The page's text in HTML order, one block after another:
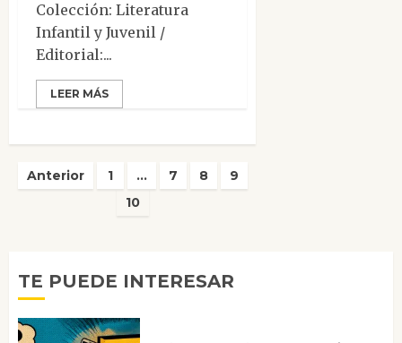
Colección: Literatura
Infantil y Juvenil /
Editorial:...
LEER MÁS
Paginación
Anterior 1 … 7 8
9
10
TE PUEDE INTERESAR